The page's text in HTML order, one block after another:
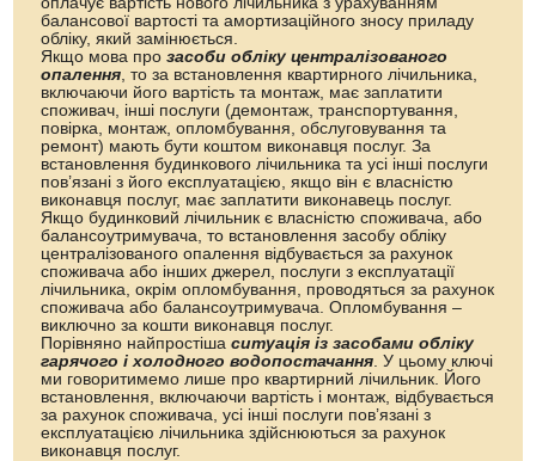
балансової вартості та амортизаційного зносу приладу
обліку, який замінюється.
Якщо мова прозасоби обліку централізованого
опалення , то за встановлення квартирного лічильника,
включаючи його вартість та монтаж, має заплатити
споживач, інші послуги (демонтаж, транспортування,
повірка, монтаж, опломбування, обслуговування та
ремонт) мають бути коштом виконавця послуг. За
встановлення будинкового лічильника та усі інші послуги
пов’язані з його експлуатацією, якщо він є власністю
виконавця послуг, має заплатити виконавець послуг.
Якщо будинковий лічильник є власністю споживача, або
балансоутримувача, то встановлення засобу обліку
централізованого опалення відбувається за рахунок
споживача або інших джерел, послуги з експлуатації
лічильника, окрім опломбування, проводяться за рахунок
споживача або балансоутримувача. Опломбування –
виключно за кошти виконавця послуг.
Порівняно найпростішаситуація із засобами обліку
гарячого і холодного водопостачання . У цьому ключі
ми говоритимемо лише про квартирний лічильник. Його
встановлення, включаючи вартість і монтаж, відбувається
за рахунок споживача, усі інші послуги пов’язані з
експлуатацією лічильника здійснюються за рахунок
виконавця послуг.